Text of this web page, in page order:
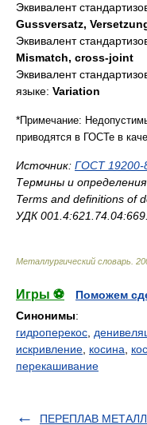
Эквивалент
Gussversatz,
Эквивалент
Mismatch, cross-joint
Эквивалент
языке: Variation
*Примечание:
приводятся в ГОСТе в
Источник: ГОСТ 19200-
Термины и
Terms and definitions of
УДК
Металлургический словарь
Игры ⚽
Поможем
Синонимы:
гидроперекос
искривление косина
перекашивание
ПЕРЕПЛАВ